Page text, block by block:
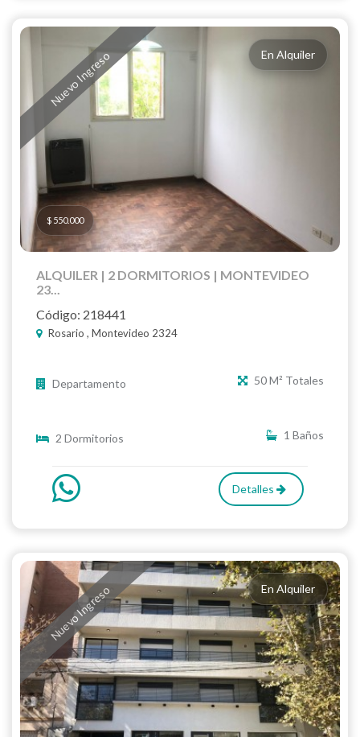
Nuevo Ingreso En Alquiler
$ 550.000
ALQUILER | 2 DORMITORIOS | MONTEVIDEO
23...
Código: 218441
Rosario , Montevideo 2324
Departamento 50 M² Totales
2 Dormitorios 1 Baños
Detalles
Nuevo Ingreso En Alquiler